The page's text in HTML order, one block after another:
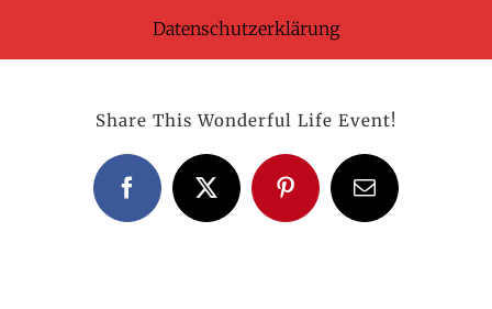
Share This Wonderful Life Event!
FacebookX PinterestE-
Mail
Datenschutzerklärung